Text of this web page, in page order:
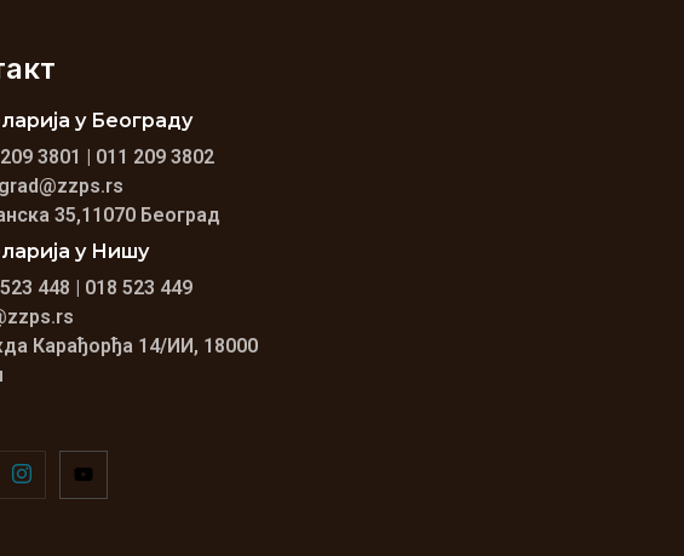
у Београду
3801 | 011 209 3802
35,11070 Београд
у Нишу
448 | 018 523 449
Карађорђа 14/ИИ, 18000